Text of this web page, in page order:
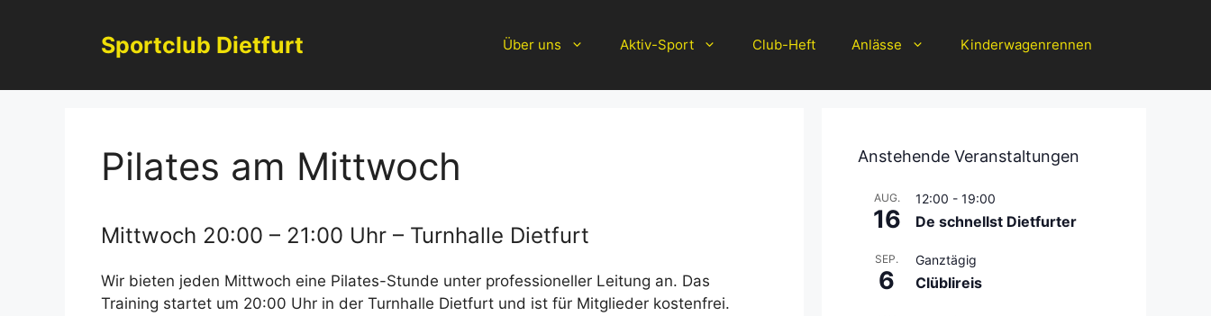
Sportclub Dietfurt Über uns Aktiv-Sport Club-Heft Anlässe Kinderwagenrennen
Pilates am Mittwoch
Mittwoch 20:00 – 21:00 Uhr – Turnhalle Dietfurt
Wir bieten jeden Mittwoch eine Pilates-Stunde unter professioneller Leitung an. Das
Training startet um 20:00 Uhr in der Turnhalle Dietfurt und ist für Mitglieder kostenfrei.
Anstehende Veranstaltungen
AUG.
16
12:00 - 19:00
De schnellst Dietfurter
SEP.
6
Ganztägig
Clüblireis